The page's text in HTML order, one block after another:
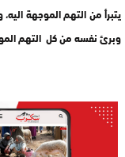
يتبرأ من التهم الموجهة
وبرئ نفسه من كل التهم